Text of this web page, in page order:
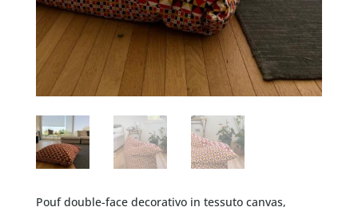
Pouf double-face decorativo in tessuto canvas,